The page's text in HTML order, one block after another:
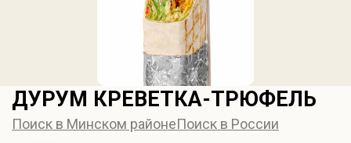
ДУРУМ КРЕВЕТКА-ТРЮФЕЛЬ
Поиск в Минском районеПоиск в России